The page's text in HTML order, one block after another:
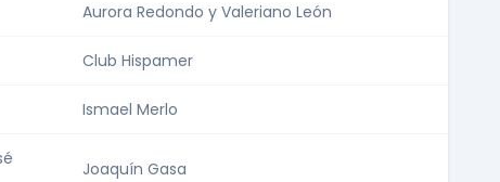
Aurora Redondo y Valeriano León
Club Hispamer
Ismael Merlo
Joaquín Gasa